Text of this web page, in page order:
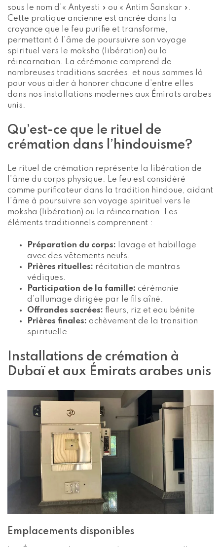
sous le nom d’« Antyesti » ou « Antim Sanskar ».
Cette pratique ancienne est ancrée dans la
croyance que le feu purifie et transforme,
permettant à l’âme de poursuivre son voyage
spirituel vers le moksha (libération) ou la
réincarnation. La cérémonie comprend de
nombreuses traditions sacrées, et nous sommes là
pour vous aider à honorer chacune d’entre elles
dans nos installations modernes aux Émirats arabes
unis.
Qu’est-ce que le rituel de
crémation dans l’hindouisme?
Le rituel de crémation représente la libération de
l’âme du corps physique. Le feu est considéré
comme purificateur dans la tradition hindoue, aidant
l’âme à poursuivre son voyage spirituel vers le
moksha (libération) ou la réincarnation. Les
éléments traditionnels comprennent :
Préparation du corps: lavage et habillage
avec des vêtements neufs.
Prières rituelles: récitation de mantras
védiques.
Participation de la famille: cérémonie
d’allumage dirigée par le fils aîné.
Offrandes sacrées: fleurs, riz et eau bénite
Prières finales: achèvement de la transition
spirituelle
Installations de crémation à
Dubaï et aux Émirats arabes unis
Emplacements disponibles